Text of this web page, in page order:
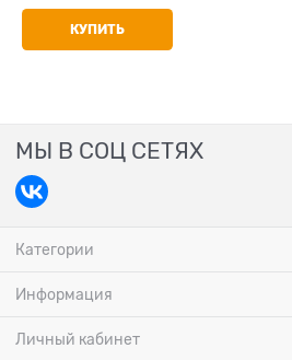
КУПИТЬ
МЫ В СОЦ СЕТЯХ
Категории
Информация
Личный кабинет